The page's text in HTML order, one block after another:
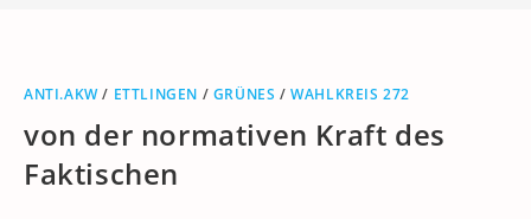
ANTI.AKW/ ETTLINGEN / GRÜNES /WAHLKREIS 272
von der normativen Kraft des
Faktischen